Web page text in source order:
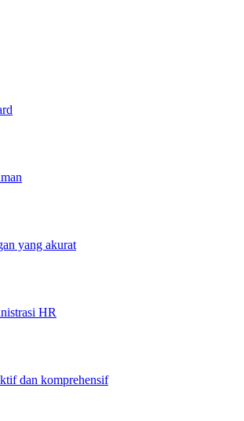
yang akurat
HR
dan komprehensif